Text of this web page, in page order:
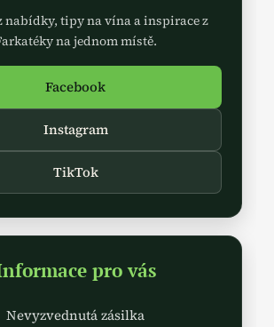
í
p
r
v
y
v
ý
p
i
s
u
nabídky, tipy na vína a inspirace z
na jednom místě.
Facebook
Instagram
TikTok
pro vás
Nevyzvednutá zásilka